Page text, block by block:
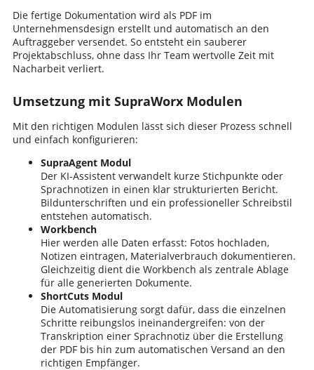
Die fertige Dokumentation wird als PDF im
Unternehmensdesign erstellt und automatisch an den
Auftraggeber versendet. So entsteht ein sauberer
Projektabschluss, ohne dass Ihr Team wertvolle Zeit mit
Nacharbeit verliert.
Umsetzung mit SupraWorx Modulen
Mit den richtigen Modulen lässt sich dieser Prozess schnell
und einfach konfigurieren:
SupraAgent Modul
Der KI-Assistent verwandelt kurze Stichpunkte oder
Sprachnotizen in einen klar strukturierten Bericht.
Bildunterschriften und ein professioneller Schreibstil
entstehen automatisch.
Workbench
Hier werden alle Daten erfasst: Fotos hochladen,
Notizen eintragen, Materialverbrauch dokumentieren.
Gleichzeitig dient die Workbench als zentrale Ablage
für alle generierten Dokumente.
ShortCuts Modul
Die Automatisierung sorgt dafür, dass die einzelnen
Schritte reibungslos ineinandergreifen: von der
Transkription einer Sprachnotiz über die Erstellung
der PDF bis hin zum automatischen Versand an den
richtigen Empfänger.